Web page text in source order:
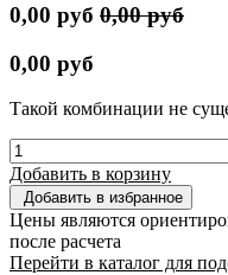
0,00 руб 0,00руб
0,00 руб
Такой комбинации не
Добавить в корзину
Добавить в избранное
Цены являются
после расчета
Перейти в каталог для